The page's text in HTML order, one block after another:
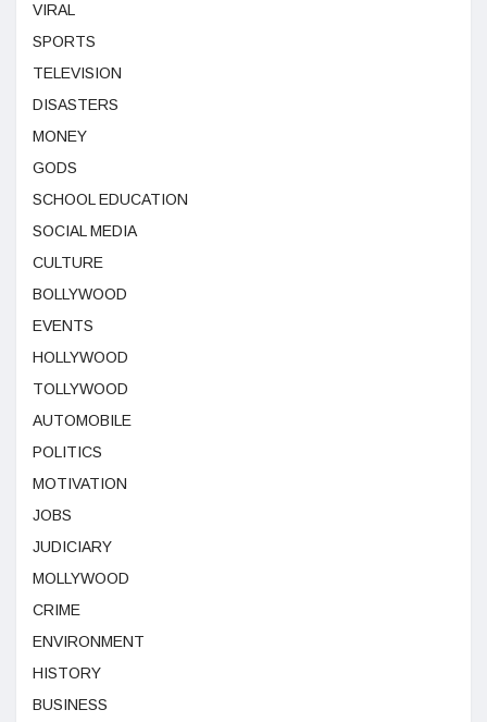
VIRAL
SPORTS
TELEVISION
DISASTERS
MONEY
GODS
SCHOOL EDUCATION
SOCIAL MEDIA
CULTURE
BOLLYWOOD
EVENTS
HOLLYWOOD
TOLLYWOOD
AUTOMOBILE
POLITICS
MOTIVATION
JOBS
JUDICIARY
MOLLYWOOD
CRIME
ENVIRONMENT
HISTORY
BUSINESS